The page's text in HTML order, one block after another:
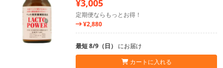
¥3,005
定期便ならもっとお得！
¥2,880
最短 8/9（日） にお届け
カートに入れる